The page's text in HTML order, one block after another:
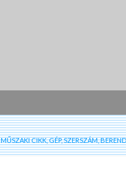
MŰSZAKI CIKK, GÉP, SZERSZÁM,